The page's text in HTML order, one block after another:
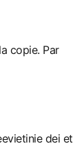
copie. Par
dei et